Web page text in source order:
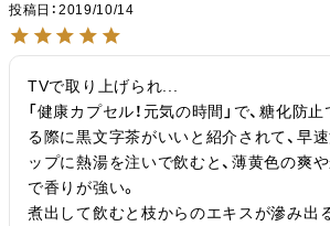
投稿日
2019/10/14
TVで取り上げられ...
「健康カプセル！元気の時間」で、糖化防
る際に黒文字茶がいいと紹介されて、早速
ップに熱湯を注いで飲むと、薄黄色の爽
で香りが強い。
煮出して飲むと枝からのエキスが滲み出